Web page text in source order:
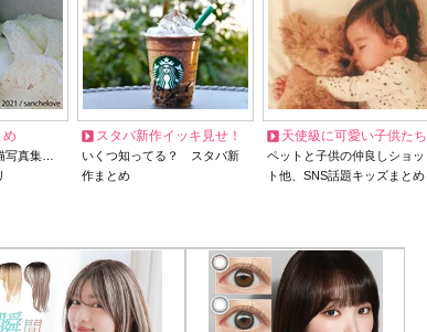
め
写真集…
スタバ新作イッキ見せ！
いくつ知ってる？ スタバ新
作まとめ
天使級に可愛い子供たち
ペットと子供の仲良しショッ
ト他、SNS話題キッズまとめ